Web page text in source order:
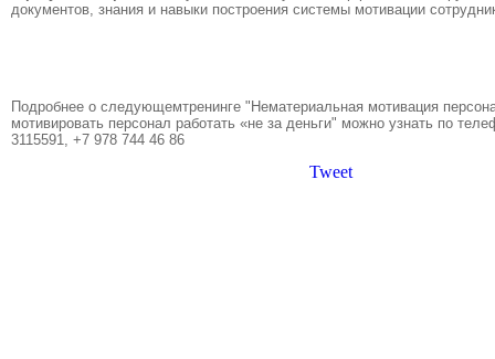
документов, знания и навыки построения системы мотивации
Подробнее о следующемтренинге "Нематериальная мотивация
мотивировать персонал работать «не за деньги" можно узнать по
3115591, +7 978 744 46 86
Tweet